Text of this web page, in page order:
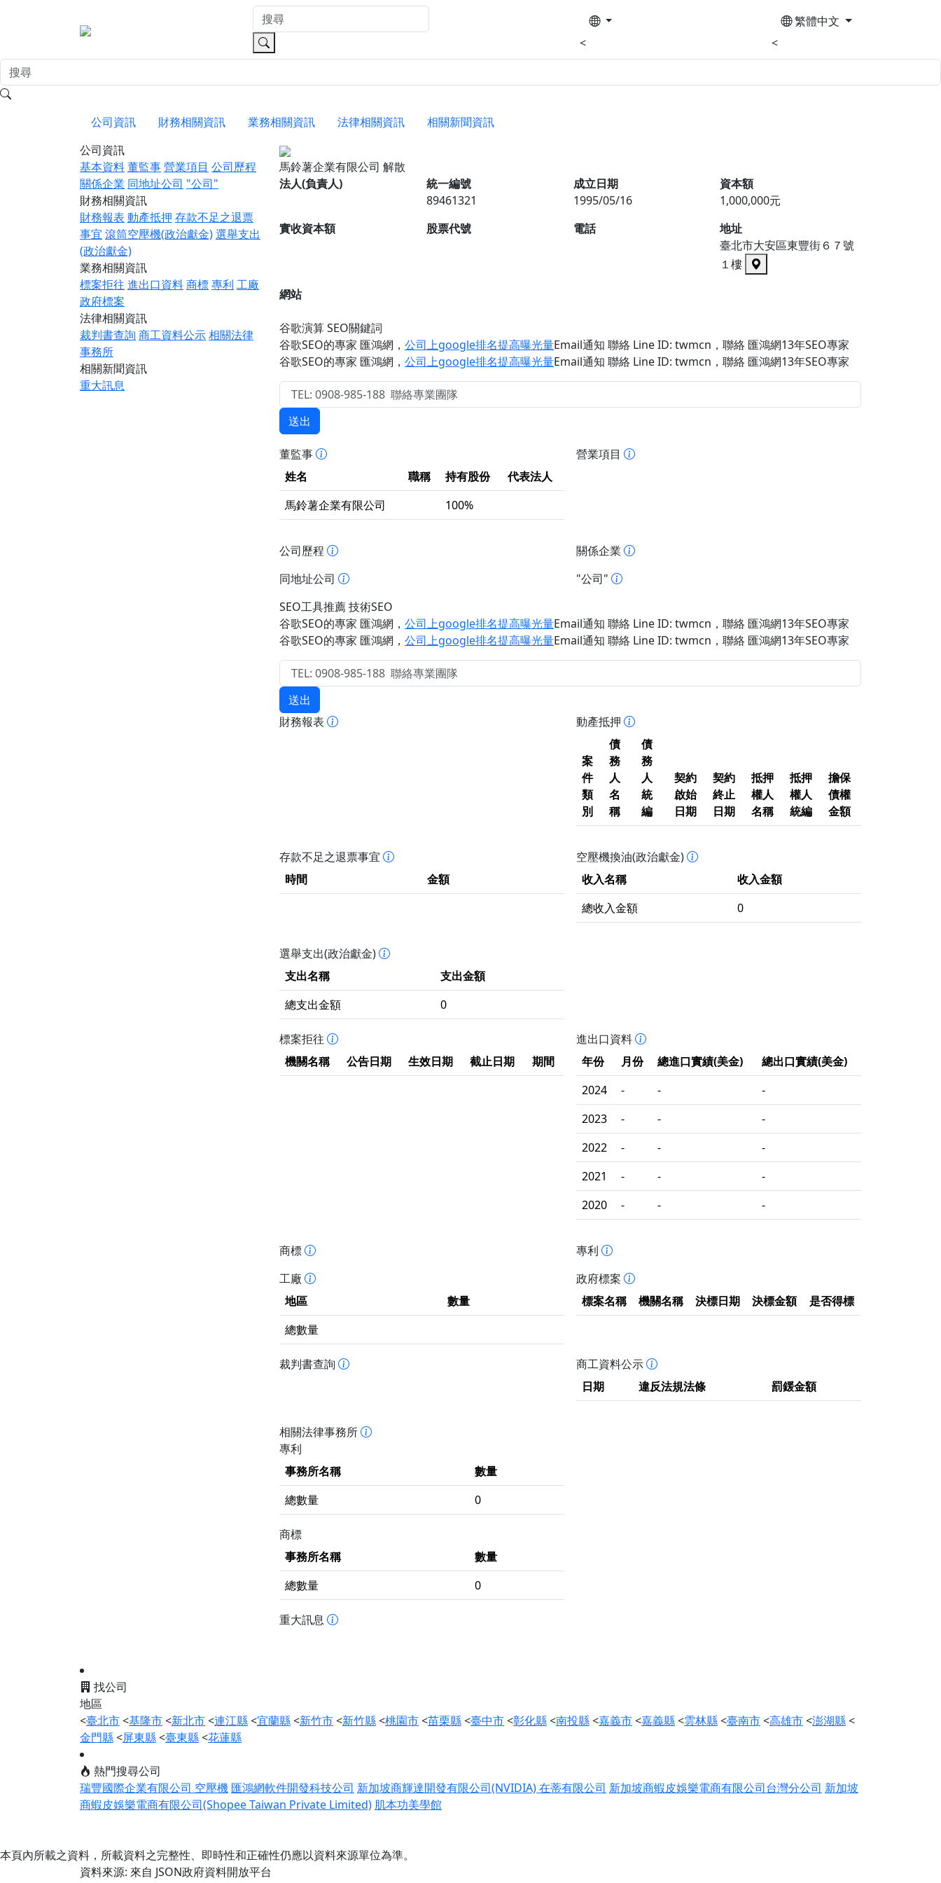
<
繁體中文
<
公司資訊 財務相關資訊 業務相關資訊 法律相關資訊
相關新聞資訊
公司資訊
基本資料董監事營業項目 公司歷程
關係企業 同地址公司 "公司"
財務相關資訊
財務報表 動產抵押 存款不足之退票
事宜 滾筒空壓機(政治獻金)選舉支出
(政治獻金)
業務相關資訊
標案拒往 進出口資料商標專利 工廠
政府標案
法律相關資訊
裁判書查詢 商工資料公示相關法律
事務所
相關新聞資訊
重大訊息
馬鈴薯企業有限公司 解散
法人(負責人)
統一編號
89461321
成立日期
1995/05/16
資本額
1,000,000元
實收資本額
股票代號 電話
地址
臺北市大安區東豐街６７號
１樓
網站
谷歌演算 SEO關鍵詞
谷歌SEO的專家 匯鴻網 ， 公司上google排名提高曝光量Email通知 聯絡 Line ID: twmcn ，聯絡 匯鴻網13年SEO專家
谷歌SEO的專家 匯鴻網 ， 公司上google排名提高曝光量Email通知 聯絡 Line ID: twmcn ，聯絡 匯鴻網13年SEO專家
送出
董監事
姓名
職稱 持有股份
代表法人
馬鈴薯企業有限公司
100%
營業項目
公司歷程
關係企業
同地址公司
"公司"
SEO工具推薦 技術SEO
谷歌SEO的專家 匯鴻網 ， 公司上google排名提高曝光量Email通知 聯絡 Line ID: twmcn ，聯絡 匯鴻網13年SEO專家
谷歌SEO的專家 匯鴻網 ， 公司上google排名提高曝光量Email通知 聯絡 Line ID: twmcn ，聯絡 匯鴻網13年SEO專家
送出
財務報表
動產抵押
案
件
類
別
債
務
人
名
稱
債
務
人
統
編
契約
啟始
日期
契約
終止
日期
抵押
權人
名稱
抵押
權人
統編
擔保
債權
金額
存款不足之退票事宜
時間
金額
空壓機換油(政治獻金)
收入名稱
收入金額
總收入金額
0
選舉支出(政治獻金)
支出名稱
支出金額
總支出金額
0
標案拒往
機關名稱
公告日期 生效日期 截止日期 期間
進出口資料
年份
月份 總進口實績(美金)
總出口實績(美金)
2024
- -
-
2023
- -
-
2022
- -
-
2021
- -
-
2020
- - -
商標
專利
工廠
地區
數量
總數量
政府標案
標案名稱
機關名稱 決標日期 決標金額 是否得標
裁判書查詢
商工資料公示
日期
違反法規法條 罰鍰金額
相關法律事務所
專利
事務所名稱
數量
總數量
0
商標
事務所名稱
數量
總數量
0
重大訊息
找公司
地區
<臺北市<基隆市<新北市<連江縣<宜蘭縣<新竹市<新竹縣<桃園市<苗栗縣<臺中市<彰化縣<南投縣<嘉義市<嘉義縣<雲林縣<臺南市<高雄市<澎湖縣<
金門縣<屏東縣<臺東縣<花蓮縣
熱門搜尋公司
瑞豐國際企業有限公司 空壓機 匯鴻網軟件開發科技公司 新加坡商輝達開發有限公司(NVIDIA)在蒂有限公司 新加坡商蝦皮娛樂電商有限公司台灣分公司 新加坡
商蝦皮娛樂電商有限公司(Shopee Taiwan Private Limited) 肌本功美學館
本頁內所載之資料，所載資料之完整性、即時性和正確性仍應以資料來源單位為準。
資料來源: 來自 JSON政府資料開放平台